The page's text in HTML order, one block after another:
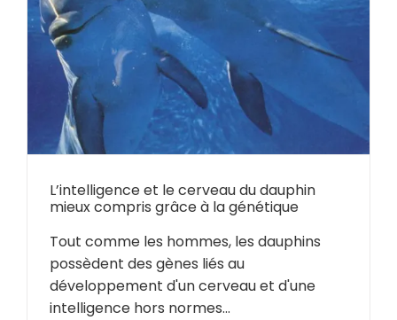
L’intelligence et le cerveau du dauphin
mieux compris grâce à la génétique
Tout comme les hommes, les dauphins
possèdent des gènes liés au
développement d'un cerveau et d'une
intelligence hors normes...